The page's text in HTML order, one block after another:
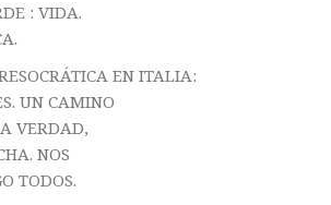
: VIDA.
EN ITALIA:
UN CAMINO
VERDAD,
NOS
TODOS.